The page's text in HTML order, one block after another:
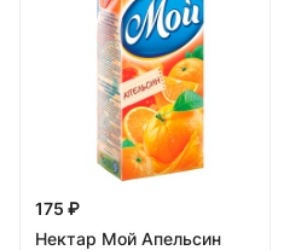
175 ₽
Нектар Мой Апельсин